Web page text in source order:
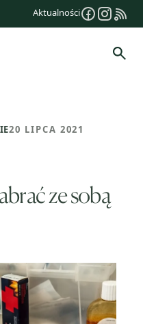
Aktualności
20 LIPCA 2021
ze sobą